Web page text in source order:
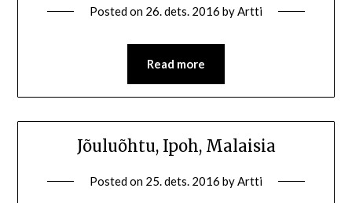
Posted on 26. dets. 2016 byArtti
Read more
Jõuluõhtu, Ipoh, Malaisia
Posted on 25. dets. 2016 byArtti